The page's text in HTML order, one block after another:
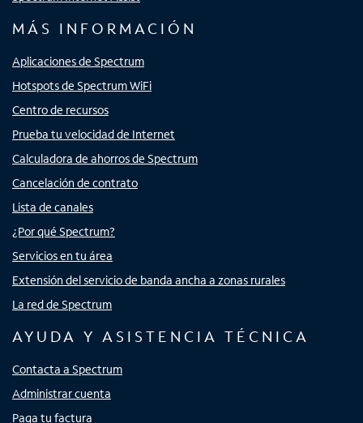
MÁS INFORMACIÓN
Aplicaciones de Spectrum
Hotspots de Spectrum WiFi
Centro de recursos
Prueba tu velocidad de Internet
Calculadora de ahorros de Spectrum
Cancelación de contrato
Lista de canales
¿Por qué Spectrum?
Servicios en tu área
Extensión del servicio de banda ancha a zonas rurales
La red de Spectrum
AYUDA Y ASISTENCIA TÉCNICA
Contacta a Spectrum
Administrar cuenta
Paga tu factura